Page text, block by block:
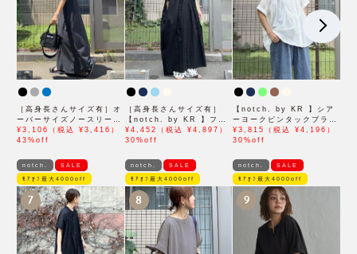
［高身長さんサイズ有］オ
ーバーサイズノースリーブ
ワンピース
¥3,106（税込 ¥3,416）
43%off
［高身長さんサイズ有］
【notch. by KR 】フロ
ント刺繍スキッパーワンピ
ース
¥4,452（税込 ¥4,897）
30%off
【notch. by KR 】シア
ーヨークピンタックブラウ
ス
¥3,815（税込 ¥4,196）
30%off
notch. SALE
ﾓｱｵﾌ最大4000off
7
notch. SALE
ﾓｱｵﾌ最大4000off
8
notch. SALE
ﾓｱｵﾌ最大4000off
9